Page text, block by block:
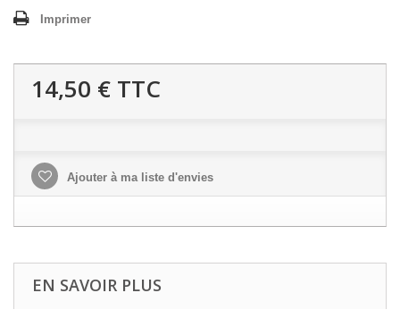
Imprimer
14,50 € TTC
Ajouter à ma liste d'envies
EN SAVOIR PLUS